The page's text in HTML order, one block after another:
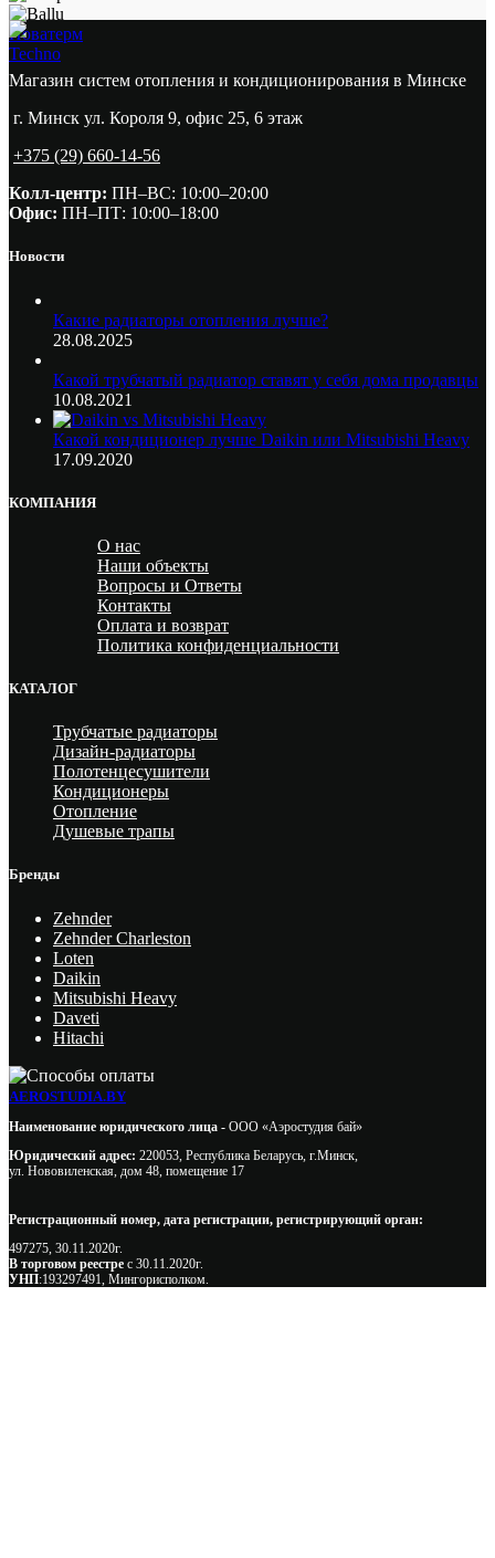
Новатерм
Techno
Магазин систем отопления и кондиционирования в Минске
г. Минск ул. Короля 9, офис 25, 6 этаж
+375 (29) 660-14-56
Колл-центр: ПН–ВС: 10:00–20:00​
Офис: ПН–ПТ: 10:00–18:00
Новости
Какие радиаторы отопления лучше?
28.08.2025
Какой трубчатый радиатор ставят у себя дома продавцы
10.08.2021
Какой кондиционер лучше Daikin или Mitsubishi Heavy
17.09.2020
КОМПАНИЯ
О нас
Наши объекты
Вопросы и Ответы
Контакты
Оплата и возврат
Политика конфиденциальности
КАТАЛОГ
Трубчатые радиаторы
Дизайн-радиаторы
Полотенцесушители
Кондиционеры
Отопление
Душевые трапы
Бренды
Zehnder
Zehnder Charleston
Loten
Daikin
Mitsubishi Heavy
Daveti
Hitachi
AEROSTUDIA.BY
Наименование юридического лица - ООО «Аэростудия бай»
Юридический адрес: 220053, Республика Беларусь, г.Минск,
ул. Нововиленская, дом 48, помещение 17
Регистрационный номер, дата регистрации, регистрирующий орган:
497275, 30.11.2020г.
В торговом реестре с 30.11.2020г.
УНП:193297491, Мингорисполком.